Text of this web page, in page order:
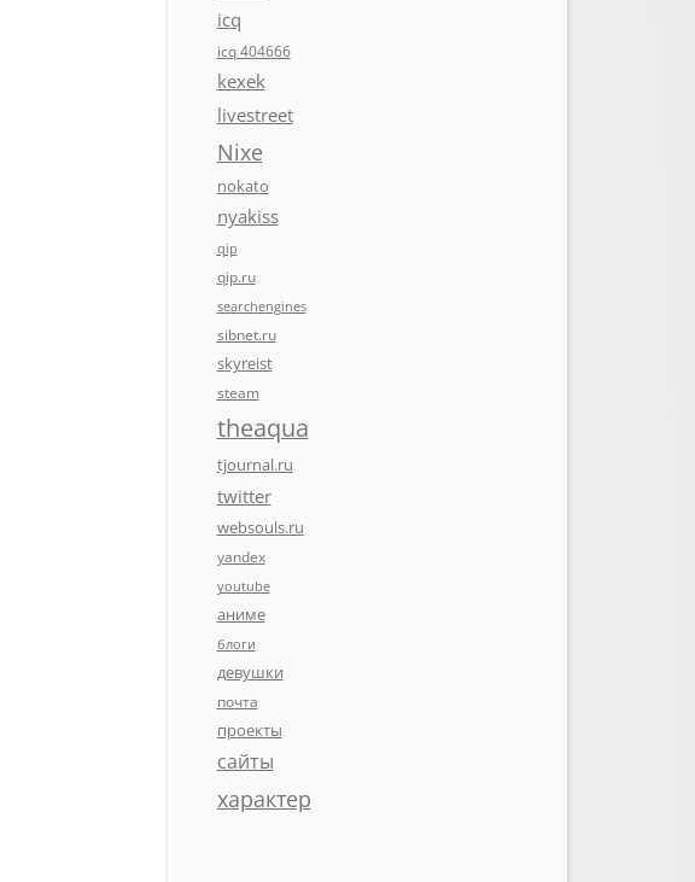
icq
icq 404666
kexek
livestreet
Nixe
nokato
nyakiss
qip
qip.ru
searchengines
sibnet.ru
skyreist
steam
theaqua
tjournal.ru
twitter
websouls.ru
yandex
youtube
аниме
блоги
девушки
почта
проекты
сайты
характер